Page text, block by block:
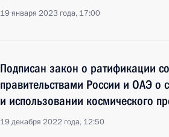
19 января 2023 года, 17:00
Подписан закон о ратификации
правительствами России и ОАЭ о
и использовании космического
19 декабря 2022 года, 12:50